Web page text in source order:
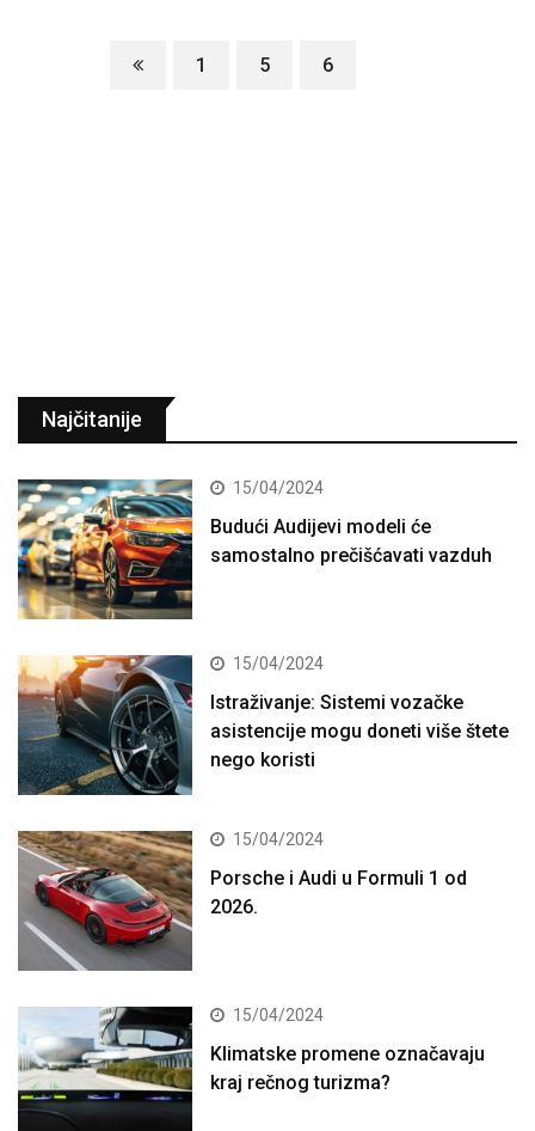
1 5 6
Najčitanije
15/04/2024
Budući Audijevi modeli će
samostalno prečišćavati vazduh
15/04/2024
Istraživanje: Sistemi vozačke
asistencije mogu doneti više štete
nego koristi
15/04/2024
Porsche i Audi u Formuli 1 od
2026.
15/04/2024
Klimatske promene označavaju
kraj rečnog turizma?